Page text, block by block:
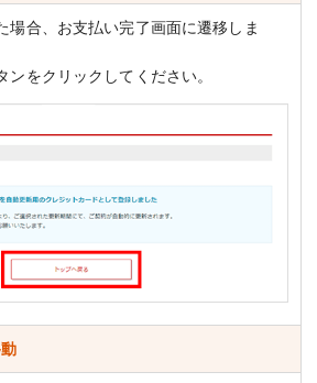
場合、お支払い完了画面に遷移しま
ンをクリックしてください。